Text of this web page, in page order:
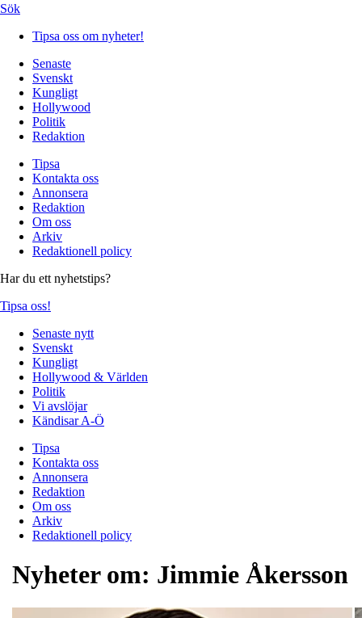
Sök
Tipsa oss om nyheter!
Senaste
Svenskt
Kungligt
Hollywood
Politik
Redaktion
Tipsa
Kontakta oss
Annonsera
Redaktion
Om oss
Arkiv
Redaktionell policy
Har du ett nyhetstips?
Tipsa oss!
Senaste nytt
Svenskt
Kungligt
Hollywood & Världen
Politik
Vi avslöjar
Kändisar A-Ö
Tipsa
Kontakta oss
Annonsera
Redaktion
Om oss
Arkiv
Redaktionell policy
Nyheter om: Jimmie Åkersson